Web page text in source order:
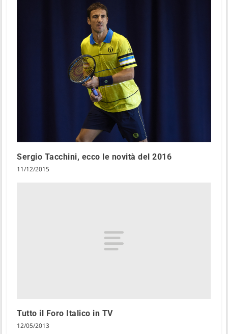
Sergio Tacchini, ecco le novità del 2016
11/12/2015
Tutto il Foro Italico in TV
12/05/2013